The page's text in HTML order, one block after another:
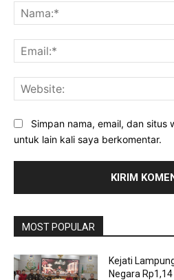
Simpan nama, email, dan situs
untuk lain kali saya berkomentar.
MOST POPULAR
Kejati
Negara